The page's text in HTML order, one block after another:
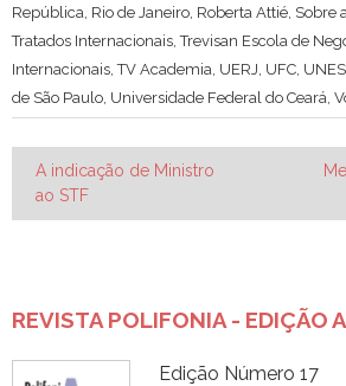
República, Rio de Janeiro, Roberta Attié, Sobre
Tratados Internacionais,Trevisan Escola de
Internacionais,TV Academia, UERJ, UFC,
de São Paulo, Universidade Federal do Ceará,
Navegação
de
A indicação de Ministro
ao STF
REVISTA POLIFONIA - EDIÇÃO
Edição Número 17